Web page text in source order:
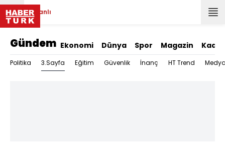
Canlı
Gündem Ekonomi Dünya Spor Magazin Kadın
Politika 3.Sayfa Eğitim Güvenlik İnanç HT Trend